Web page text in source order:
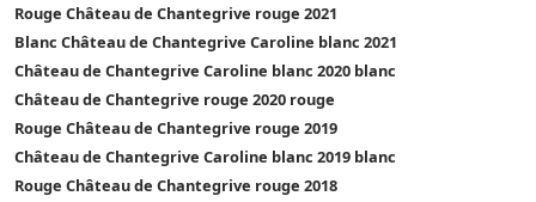
Rouge Château de Chantegrive rouge 2021
Blanc Château de Chantegrive Caroline blanc 2021
Château de Chantegrive Caroline blanc 2020 blanc
Château de Chantegrive rouge 2020 rouge
Rouge Château de Chantegrive rouge 2019
Château de Chantegrive Caroline blanc 2019 blanc
Rouge Château de Chantegrive rouge 2018